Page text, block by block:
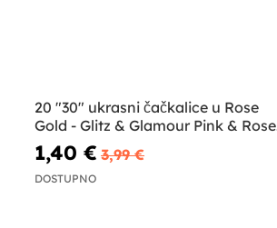
20 "30" ukrasni čačkalice u Rose
Gold - Glitz & Glamour Pink & Rose
Gold
1,40 € 3,99 €
DOSTUPNO